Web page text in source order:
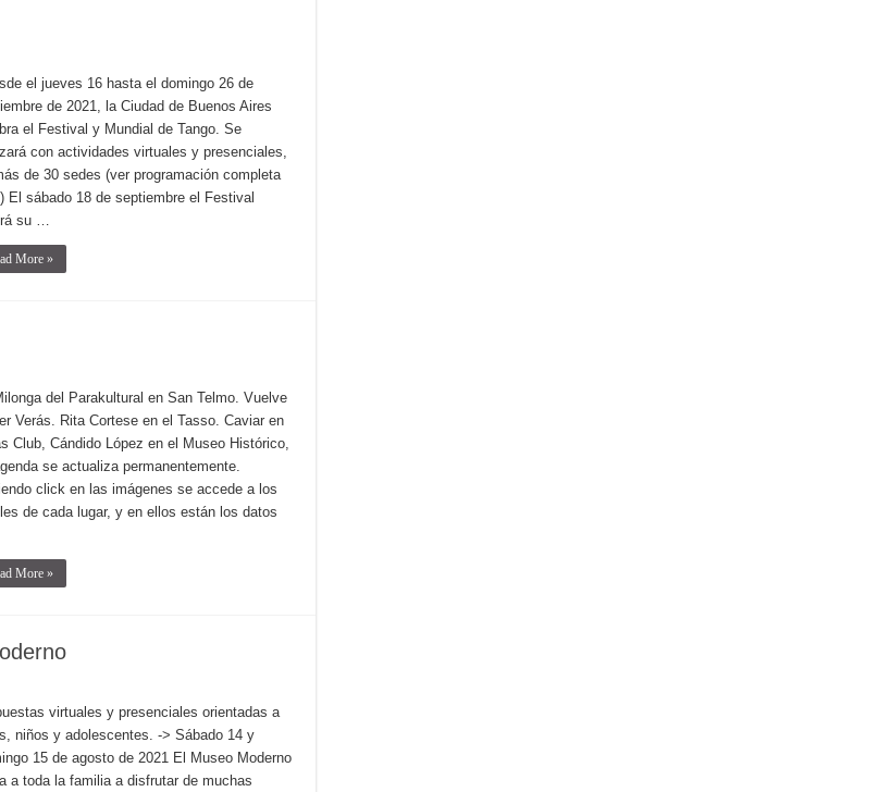
el jueves 16 hasta el domingo 26 de
de 2021, la Ciudad de Buenos Aires
el Festival y Mundial de Tango. Se
con actividades virtuales y presenciales,
de 30 sedes (ver programación completa
El sábado 18 de septiembre el Festival
su …
More »
del Parakultural en San Telmo. Vuelve
Verás. Rita Cortese en el Tasso. Caviar en
Club, Cándido López en el Museo Histórico,
se actualiza permanentemente.
click en las imágenes se accede a los
de cada lugar, y en ellos están los datos
More »
virtuales y presenciales orientadas a
niños y adolescentes. -> Sábado 14 y
15 de agosto de 2021 El Museo Moderno
a toda la familia a disfrutar de muchas